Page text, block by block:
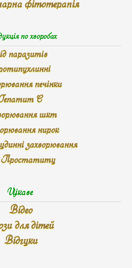
по хворобах
паразитів
печінки
С
шкт
нирок
захворювання
Простатиту
Цікаве
Відео
для дітей
Відгуки